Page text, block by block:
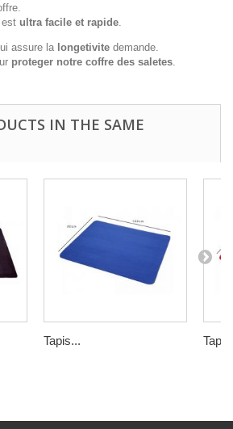
est ultra facile et rapide.
lui assure la longetivite demande.
proteger notre coffre des saletes.
IN THE SAME
Tapis...